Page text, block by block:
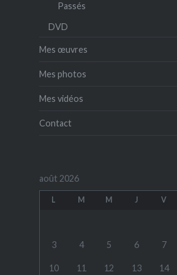
Passés
DVD
Mes œuvres
Mes photos
Mes vidéos
Contact
août 2026
L M M J V
3 4 5 6 7
10 11 12 13 14